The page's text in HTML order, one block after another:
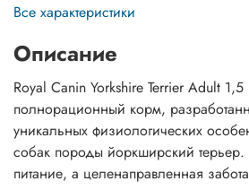
Все характеристики
Описание
Royal Canin Yorkshire Terrier Adult 1,5
полнорационный корм,
уникальных физиологических
собак породы йоркширский терьер.
питание, а целенаправленная